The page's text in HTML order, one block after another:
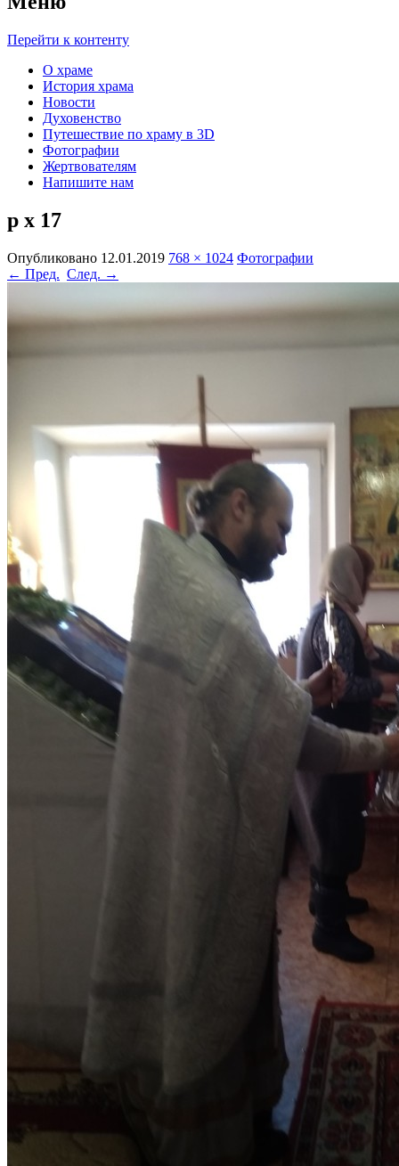
Перейти к контенту
О храме
История храма
Новости
Духовенство
Путешествие по храму в 3D
Фотографии
Жертвователям
Напишите нам
р х 17
Опубликовано 12.01.2019 768 × 1024 Фотографии
← Пред. След. →